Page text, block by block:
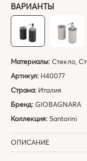
ВАРИАНТЫ
Материалы:Стекло,
Артикул: H40077
Страна: Италия
Бренд:GIOBAGNARA
Коллекция:Santorini
ОПИСАНИЕ